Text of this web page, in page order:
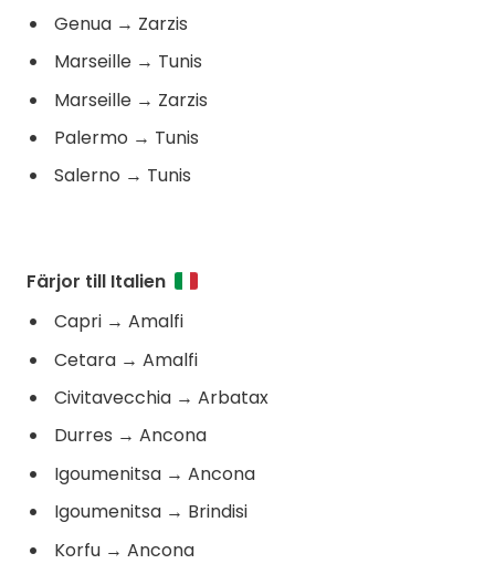
Genua → Zarzis
Marseille → Tunis
Marseille → Zarzis
Palermo → Tunis
Salerno → Tunis
Färjor till Italien
Capri → Amalfi
Cetara → Amalfi
Civitavecchia → Arbatax
Durres → Ancona
Igoumenitsa → Ancona
Igoumenitsa → Brindisi
Korfu → Ancona